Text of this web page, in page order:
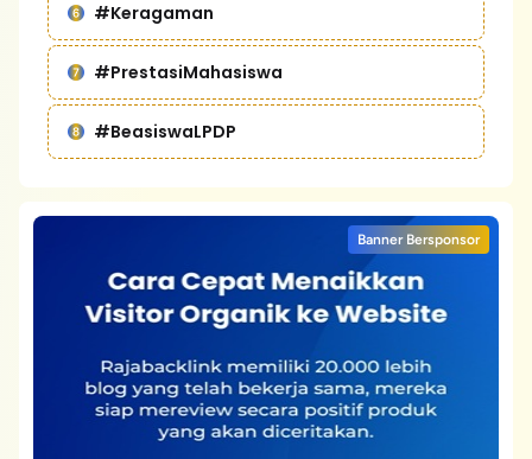
#Keragaman
#PrestasiMahasiswa
#BeasiswaLPDP
Banner Bersponsor